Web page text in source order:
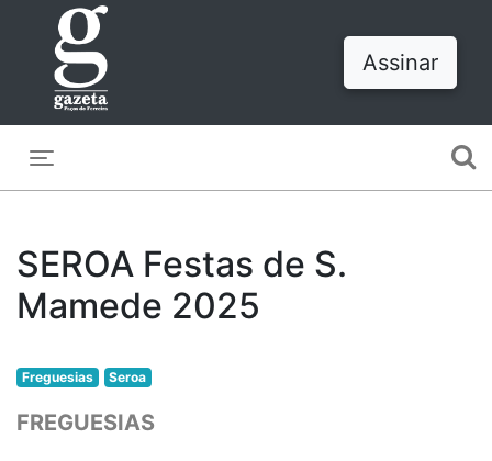
Assinar
SEROA Festas de S.
Mamede 2025
Freguesias Seroa
FREGUESIAS